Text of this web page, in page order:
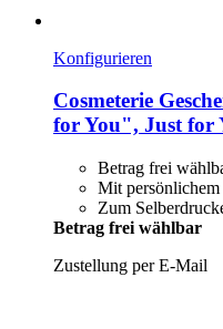
Konfigurieren
Cosmeterie
for You", Just for
Betrag frei
Mit persönlichem
Zum
Betrag frei wählbar
Zustellung per E-Mail